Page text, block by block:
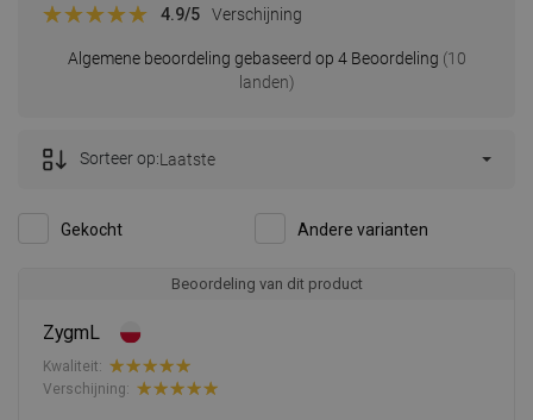
Algemene beoordeling gebaseerd op 4 Beoordeling (10
landen)
4.9/5 Verschijning
Gekocht Andere varianten
Sorteer op:Laatste
Beoordeling van dit product
ZygmL
Kwaliteit:
Verschijning: